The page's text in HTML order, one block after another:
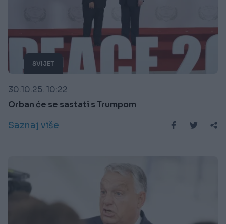
SVIJET
30.10.25. 10:22
Orban će se sastati s Trumpom
Saznaj više